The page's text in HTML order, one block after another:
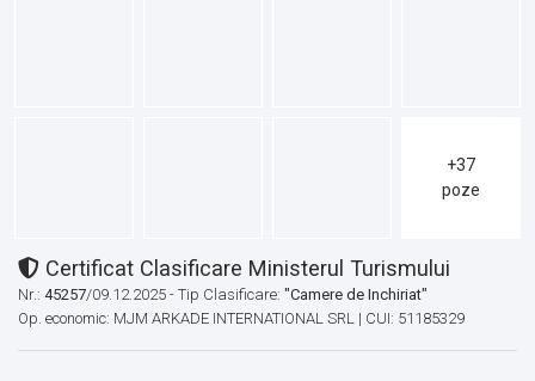
+37
poze
Certificat Clasificare Ministerul Turismului
Nr.: 45257/09.12.2025 - Tip Clasificare: "Camere de Inchiriat"
Op. economic: MJM ARKADE INTERNATIONAL SRL | CUI: 51185329